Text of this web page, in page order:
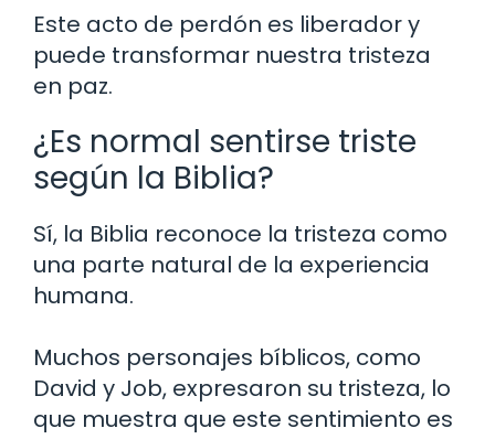
Este acto de perdón es liberador y
puede transformar nuestra tristeza
en paz.
¿Es normal sentirse triste
según la Biblia?
Sí, la Biblia reconoce la tristeza como
una parte natural de la experiencia
humana.
Muchos personajes bíblicos, como
David y Job, expresaron su tristeza, lo
que muestra que este sentimiento es